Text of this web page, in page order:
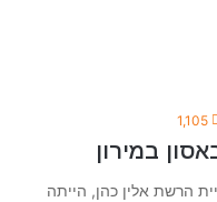
1,105
במירון
הרשת אלין כהן, הייתה